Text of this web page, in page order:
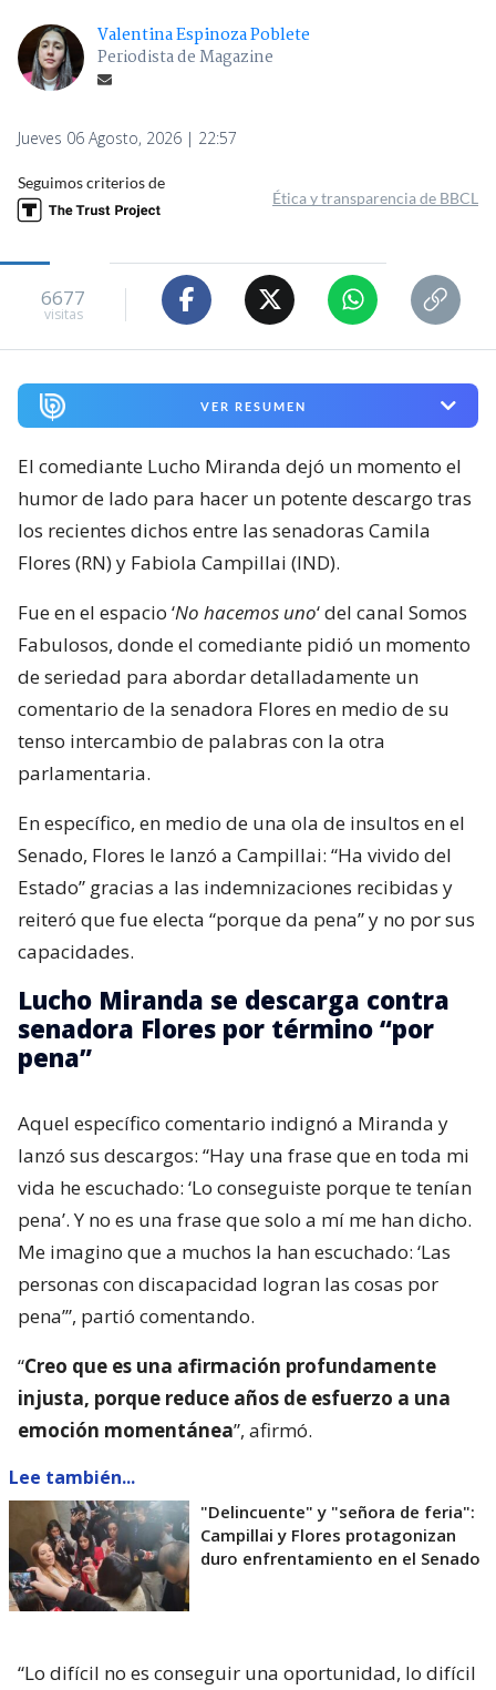
Valentina Espinoza Poblete
Periodista de Magazine
Jueves 06 Agosto, 2026 | 22:57
Seguimos criterios de
Ética y transparencia de BBCL
6677
visitas
VER RESUMEN
El comediante Lucho Miranda dejó un momento el
humor de lado para hacer un potente descargo tras
los recientes dichos entre las senadoras Camila
Flores (RN) y Fabiola Campillai (IND).
Fue en el espacio ‘No hacemos uno‘ del canal Somos
Fabulosos, donde el comediante pidió un momento
de seriedad para abordar detalladamente un
comentario de la senadora Flores en medio de su
tenso intercambio de palabras con la otra
parlamentaria.
En específico, en medio de una ola de insultos en el
Senado, Flores le lanzó a Campillai: “Ha vivido del
Estado” gracias a las indemnizaciones recibidas y
reiteró que fue electa “porque da pena” y no por sus
capacidades.
Lucho Miranda se descarga contra
senadora Flores por término “por
pena”
Aquel específico comentario indignó a Miranda y
lanzó sus descargos: “Hay una frase que en toda mi
vida he escuchado: ‘Lo conseguiste porque te tenían
pena’. Y no es una frase que solo a mí me han dicho.
Me imagino que a muchos la han escuchado: ‘Las
personas con discapacidad logran las cosas por
pena’”, partió comentando.
“Creo que es una afirmación profundamente
injusta, porque reduce años de esfuerzo a una
emoción momentánea”, afirmó.
Lee también...
"Delincuente" y "señora de feria":
Campillai y Flores protagonizan
duro enfrentamiento en el Senado
“Lo difícil no es conseguir una oportunidad, lo difícil